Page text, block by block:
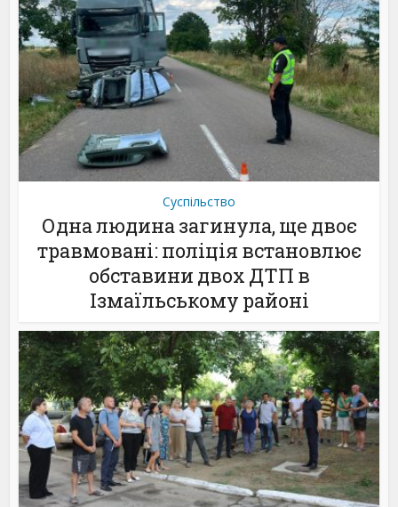
Суспільство
Одна людина загинула, ще двоє
травмовані: поліція встановлює
обставини двох ДТП в
Ізмаїльському районі